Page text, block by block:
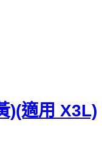
)(適用 X3L)